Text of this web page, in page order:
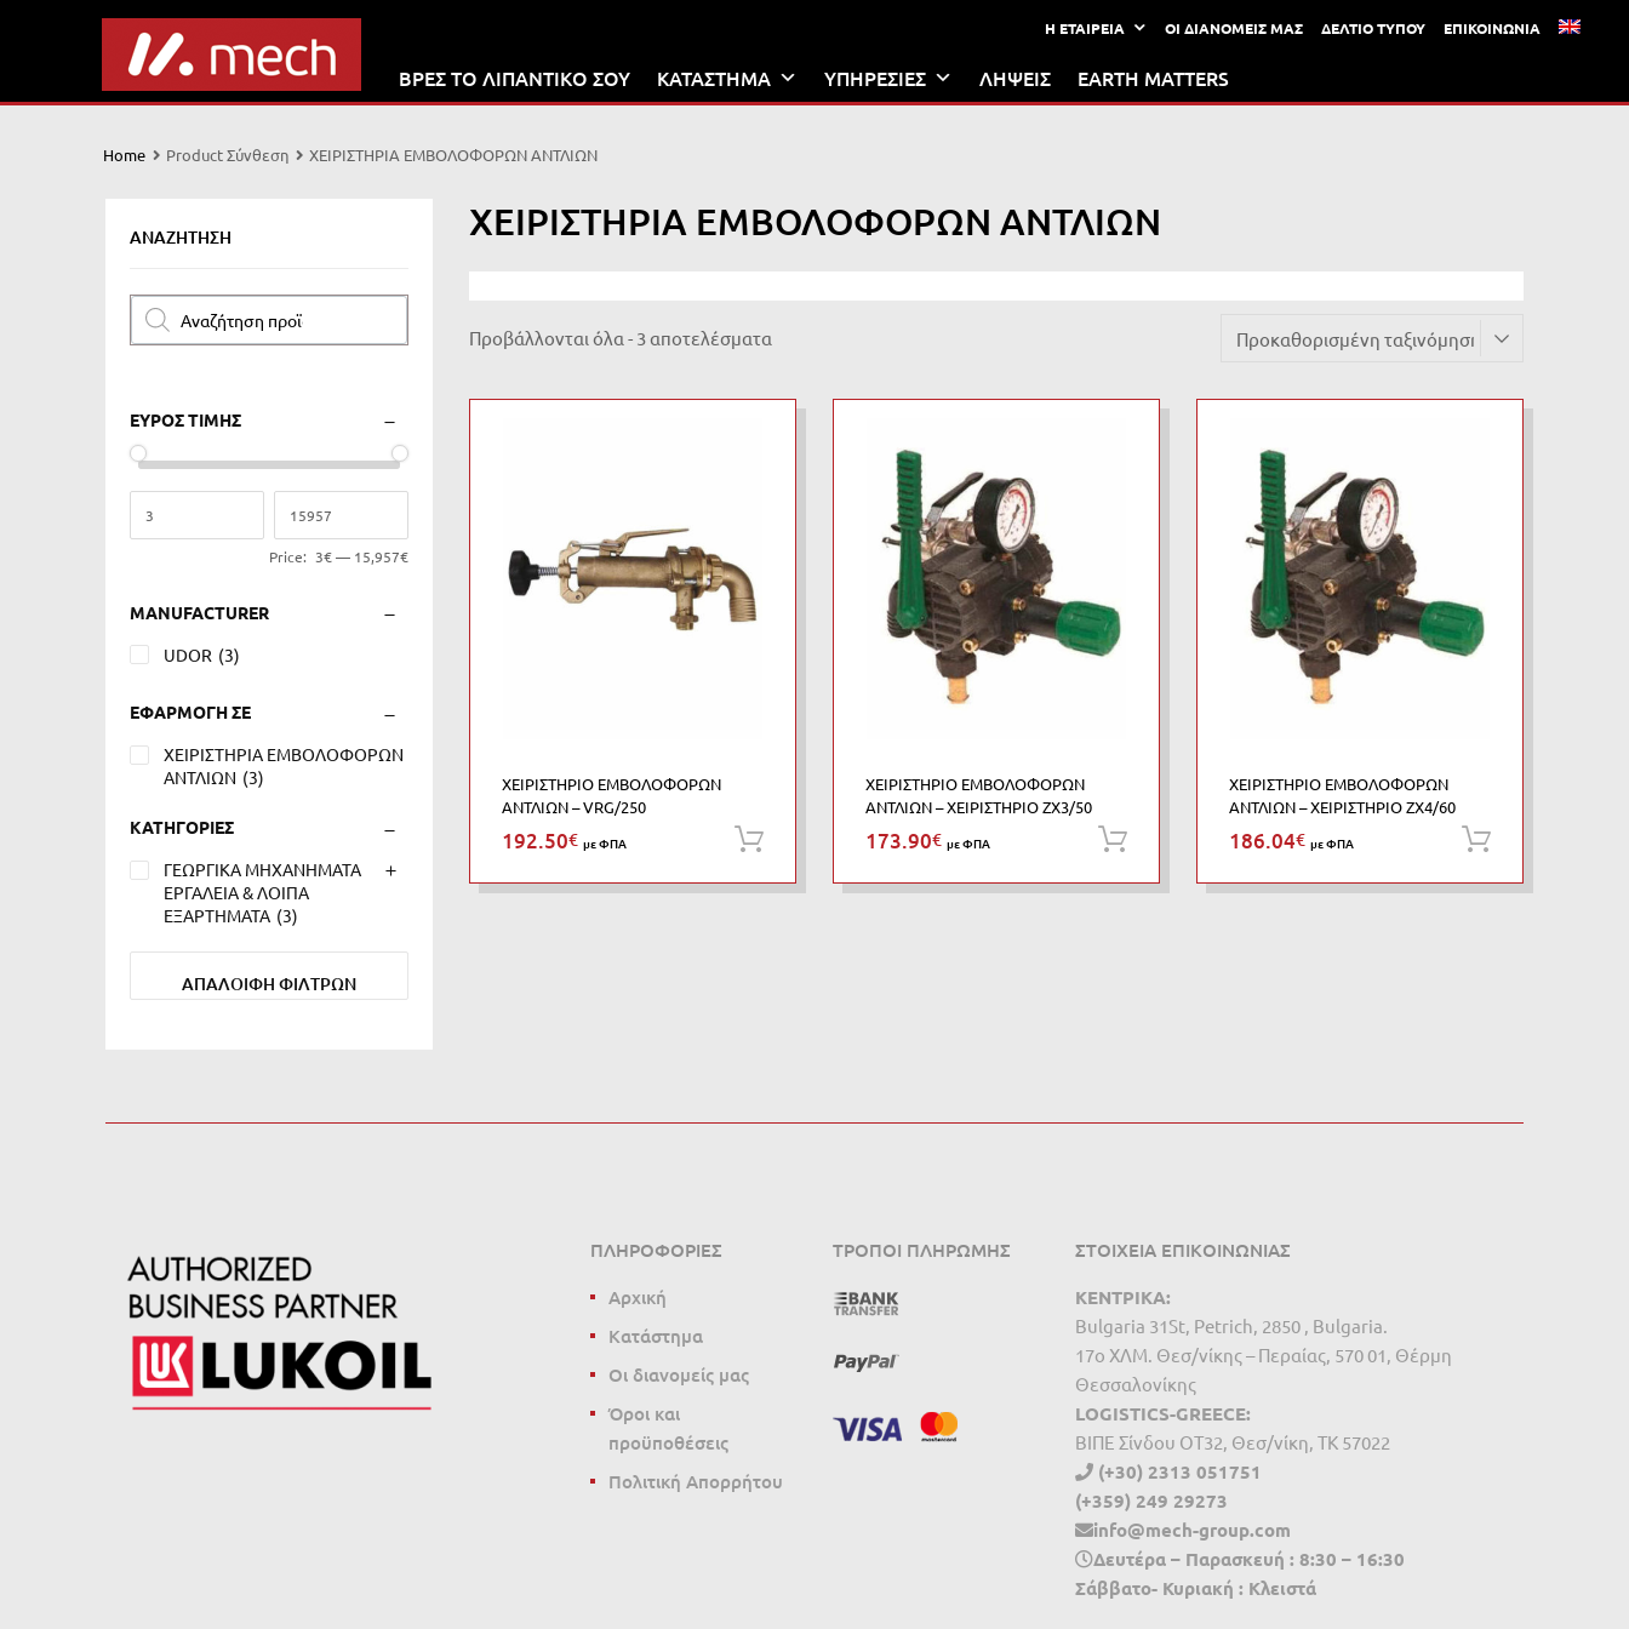
Η ΕΤΑΙΡΕΙΑ ΟΙ ΔΙΑΝΟΜΕΙΣ ΜΑΣ ΔΕΛΤΙΟ ΤΥΠΟΥ ΕΠΙΚΟΙΝΩΝΙΑ
ΒΡΕΣ ΤΟ ΛΙΠΑΝΤΙΚΟ ΣΟΥ ΚΑΤΑΣΤΗΜΑ ΥΠΗΡΕΣΙΕΣ ΛΗΨΕΙΣ EARTH MATTERS
Home Product Σύνθεση ΧΕΙΡΙΣΤΗΡΙΑ ΕΜΒΟΛΟΦΟΡΩΝ ΑΝΤΛΙΩΝ
ΧΕΙΡΙΣΤΗΡΙΑ ΕΜΒΟΛΟΦΟΡΩΝ ΑΝΤΛΙΩΝ
Προβάλλονται όλα - 3 αποτελέσματα
ΧΕΙΡΙΣΤΗΡΙΟ ΕΜΒΟΛΟΦΟΡΩΝ
ΑΝΤΛΙΩΝ – VRG/250
192.50€ με ΦΠΑ Προσθήκη στο καλάθι
ΧΕΙΡΙΣΤΗΡΙΟ ΕΜΒΟΛΟΦΟΡΩΝ
ΑΝΤΛΙΩΝ – ΧΕΙΡΙΣΤΗΡΙΟ ZX3/50
173.90€ με ΦΠΑ Προσθήκη στο καλάθι
ΧΕΙΡΙΣΤΗΡΙΟ ΕΜΒΟΛΟΦΟΡΩΝ
ΑΝΤΛΙΩΝ – ΧΕΙΡΙΣΤΗΡΙΟ ΖΧ4/60
186.04€ με ΦΠΑ
ΑΝΑΖΉΤΗΣΗ
ΕΥΡΟΣ ΤΙΜΗΣ
Price: 3€— 15,957€
MANUFACTURER
UDOR (3)
ΕΦΑΡΜΟΓΗ ΣΕ
ΧΕΙΡΙΣΤΗΡΙΑ ΕΜΒΟΛΟΦΟΡΩΝ
ΑΝΤΛΙΩΝ (3)
ΚΑΤΗΓΟΡΙΕΣ
ΓΕΩΡΓΙΚΑ ΜΗΧΑΝΗΜΑΤΑ
ΕΡΓΑΛΕΙΑ & ΛΟΙΠΑ
ΕΞΑΡΤΗΜΑΤΑ (3)
ΑΠΑΛΟΙΦΗ ΦΙΛΤΡΩΝ
ΠΛΗΡΟΦΟΡΊΕΣ
Αρχική
Κατάστημα
Οι διανομείς μας
Όροι και
προϋποθέσεις
Πολιτική Απορρήτου
ΤΡΌΠΟΙ ΠΛΗΡΩΜΉΣ
ΣΤΟΙΧΕΙΑ ΕΠΙΚΟΙΝΩΝΙΑΣ
ΚΕΝΤΡΙΚΑ:
Bulgaria 31St, Petrich, 2850 , Bulgaria.
17ο ΧΛΜ. Θεσ/νίκης – Περαίας, 570 01, Θέρμη
Θεσσαλονίκης
LOGISTICS-GREECE:
BIΠΕ Σίνδου ΟΤ32, Θεσ/νίκη, ΤΚ 57022
(+30) 2313 051751
(+359) 249 29273
info@mech-group.com
Δευτέρα – Παρασκευή : 8:30 – 16:30
Σάββατο- Κυριακή : Κλειστά